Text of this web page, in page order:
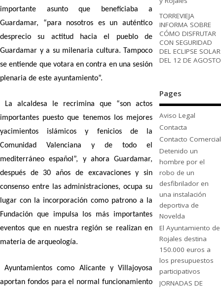
importante asunto que beneficiaba a
Guardamar, “para nosotros es un auténtico
desprecio su actitud hacia el pueblo de
Guardamar y a su milenaria cultura. Tampoco
se entiende que votara en contra en una sesión
plenaria de este ayuntamiento”.
La alcaldesa le recrimina que “son actos
importantes puesto que tenemos los mejores
yacimientos islámicos y fenicios de la
Comunidad Valenciana y de todo el
mediterráneo español”, y ahora Guardamar,
después de 30 años de excavaciones y sin
consenso entre las administraciones, ocupa su
lugar con la incorporación como patrono a la
Fundación que impulsa los más importantes
eventos que en nuestra región se realizan en
materia de arqueología.
Ayuntamientos como Alicante y Villajoyosa
aportan fondos para el normal funcionamiento
TORREVIEJA
INFORMA SOBRE
CÓMO DISFRUTAR
CON SEGURIDAD
DEL ECLIPSE SOLAR
DEL 12 DE AGOSTO
Pages
Aviso Legal
Contacta
Contacto Comercial
Detenido un
hombre por el
robo de un
desfibrilador en
una instalación
deportiva de
Novelda
El Ayuntamiento de
Rojales destina
150.000 euros a
los presupuestos
participativos
JORNADAS DE